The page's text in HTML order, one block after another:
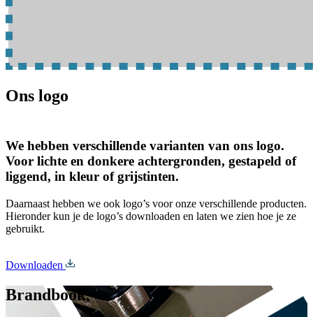
Ons logo
We hebben verschillende varianten van ons logo.
Voor lichte en donkere achtergronden, gestapeld of
liggend, in kleur of grijstinten.
Daarnaast hebben we ook logo’s voor onze verschillende producten.
Hieronder kun je de logo’s downloaden en laten we zien hoe je ze
gebruikt.
Downloaden
Brandbook